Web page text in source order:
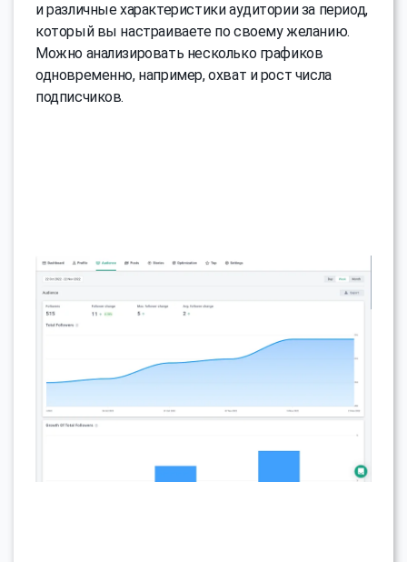
и различные характеристики аудитории за период,
который вы настраиваете по своему желанию.
Можно анализировать несколько графиков
одновременно, например, охват и рост числа
подписчиков.